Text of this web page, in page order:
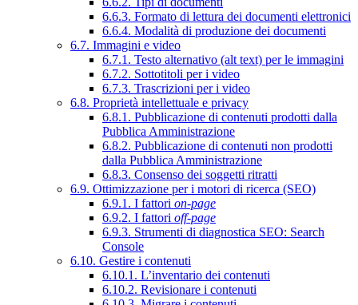
6.6.3. Formato di lettura dei documenti elettronici
6.6.4. Modalità di produzione dei documenti
6.7. Immagini e video
6.7.1. Testo alternativo (alt text) per le immagini
6.7.2. Sottotitoli per i video
6.7.3. Trascrizioni per i video
6.8. Proprietà intellettuale e privacy
6.8.1. Pubblicazione di contenuti prodotti dalla
Pubblica Amministrazione
6.8.2. Pubblicazione di contenuti non prodotti
dalla Pubblica Amministrazione
6.8.3. Consenso dei soggetti ritratti
6.9. Ottimizzazione per i motori di ricerca (SEO)
6.9.1. I fattori on-page
6.9.2. I fattori off-page
6.9.3. Strumenti di diagnostica SEO: Search
Console
6.10. Gestire i contenuti
6.10.1. L’inventario dei contenuti
6.10.2. Revisionare i contenuti